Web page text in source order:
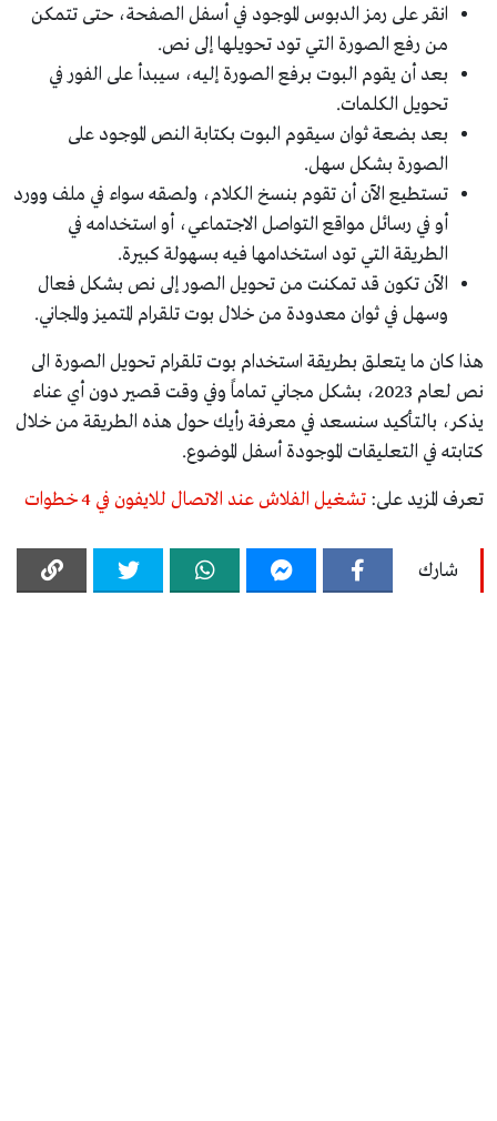
انقر على رمز الدبوس الموجود في أسفل الصفحة، حتى تتمكن
من رفع الصورة التي تود تحويلها إلى نص.
بعد أن يقوم البوت برفع الصورة إليه، سيبدأ على الفور في
تحويل الكلمات.
بعد بضعة ثوان سيقوم البوت بكتابة النص الموجود على
الصورة بشكل سهل.
تستطيع الآن أن تقوم بنسخ الكلام، ولصقه سواء في ملف وورد
أو في رسائل مواقع التواصل الاجتماعي، أو استخدامه في
الطريقة التي تود استخدامها فيه بسهولة كبيرة.
الآن تكون قد تمكنت من تحويل الصور إلى نص بشكل فعال
وسهل في ثوان معدودة من خلال بوت تلقرام المتميز والمجاني.
هذا كان ما يتعلق بطريقة استخدام بوت تلقرام تحويل الصورة الى
نص لعام 2023، بشكل مجاني تماماً وفي وقت قصير دون أي عناء
يذكر، بالتأكيد سنسعد في معرفة رأيك حول هذه الطريقة من خلال
كتابته في التعليقات الموجودة أسفل الموضوع.
تعرف المزيد على: تشغيل الفلاش عند الاتصال للايفون في 4 خطوات
شارك